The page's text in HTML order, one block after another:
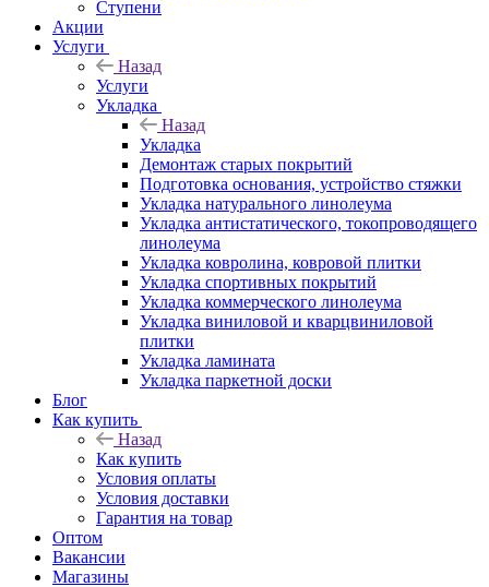
Ступени
Акции
Услуги
Назад
Услуги
Укладка
Назад
Укладка
Демонтаж старых покрытий
Подготовка основания, устройство стяжки
Укладка натурального линолеума
Укладка антистатического, токопроводящего
линолеума
Укладка ковролина, ковровой плитки
Укладка спортивных покрытий
Укладка коммерческого линолеума
Укладка виниловой и кварцвиниловой
плитки
Укладка ламината
Укладка паркетной доски
Блог
Как купить
Назад
Как купить
Условия оплаты
Условия доставки
Гарантия на товар
Оптом
Вакансии
Магазины